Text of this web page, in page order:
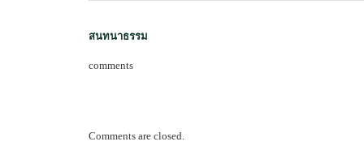
สนทนาธรรม
comments
Comments are closed.